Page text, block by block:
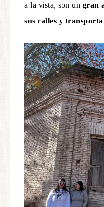
a la vista, son un gran
sus calles y